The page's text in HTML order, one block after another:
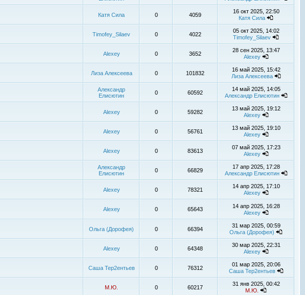
Катя Сила 0 4059
16 окт 2025, 22:50
Катя Сила
Timofey_Silaev 0 4022
05 окт 2025, 14:02
Timofey_Silaev
Alexey 0 3652
28 сен 2025, 13:47
Alexey
Лиза Алексеева 0 101832
16 май 2025, 15:42
Лиза Алексеева
Александр
Елисютин
0 60592
14 май 2025, 14:05
Александр Елисютин
Alexey 0 59282
13 май 2025, 19:12
Alexey
Alexey 0 56761
13 май 2025, 19:10
Alexey
Alexey 0 83613
07 май 2025, 17:23
Alexey
Александр
Елисютин
0 66829
17 апр 2025, 17:28
Александр Елисютин
Alexey 0 78321
14 апр 2025, 17:10
Alexey
Alexey 0 65643
14 апр 2025, 16:28
Alexey
Ольга (Дорофея) 0 66394
31 мар 2025, 00:59
Ольга (Дорофея)
Alexey 0 64348
30 мар 2025, 22:31
Alexey
Саша Тер2ентьев 0 76312
01 мар 2025, 20:06
Саша Тер2ентьев
М.Ю. 0 60217
31 янв 2025, 00:42
М.Ю.